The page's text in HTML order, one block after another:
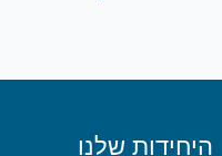
היחידות שלנו